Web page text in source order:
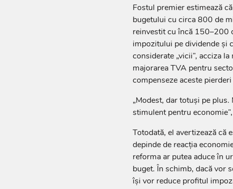
Fostul premier estimează
bugetului cu circa 800 de
reinvestit cu încă 150–200
impozitului pe dividende și
considerate „vicii”, acciza
majorarea TVA pentru
compenseze aceste
„Modest, dar totuși pe
stimulent pentru
Totodată, el avertizează că
depinde de reacția
reforma ar putea aduce în
buget. În schimb, dacă vor
își vor reduce profitul